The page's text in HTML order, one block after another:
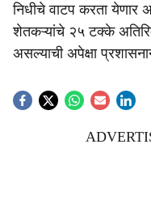
निधीचे वाटप करता येणार
शेतकऱ्यांचे २५ टक्के
असल्याची अपेक्षा